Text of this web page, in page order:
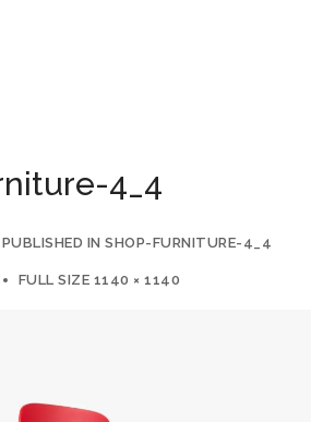
4_4
PUBLISHED INSHOP-FURNITURE-4_4
FULL SIZE 1140 × 1140